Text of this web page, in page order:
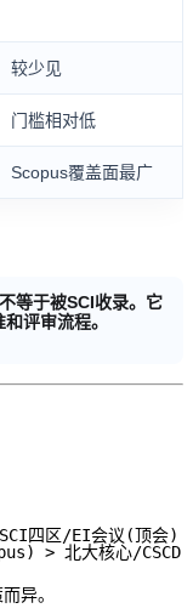
较少见
门槛相对低
Scopus覆盖面最广
等于被SCI收录。它
评审流程。
四区/EI会议(顶会)
异。